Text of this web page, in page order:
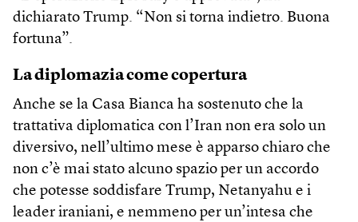
dichiarato Trump. “Non si torna indietro. Buona
fortuna”.
La diplomazia come copertura
Anche se la Casa Bianca ha sostenuto che la
trattativa diplomatica con l’Iran non era solo un
diversivo, nell’ultimo mese è apparso chiaro che
non c’è mai stato alcuno spazio per un accordo
che potesse soddisfare Trump, Netanyahu e i
leader iraniani, e nemmeno per un’intesa che